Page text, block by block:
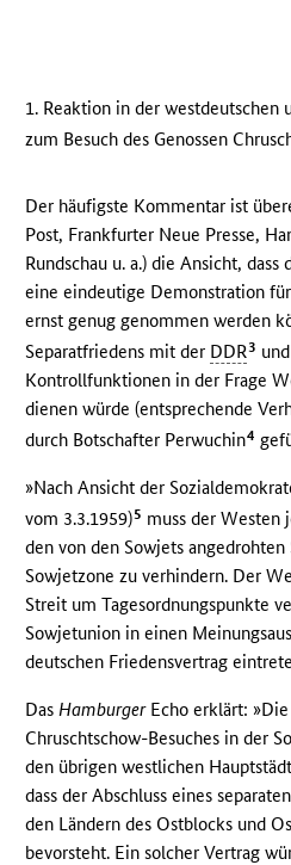
1. Reaktion in der westdeutschen
zum Besuch des Genossen
Der häufigste Kommentar ist
Post, Frankfurter Neue Presse,
Rundschau u. a.) die Ansicht, dass
eine eindeutige Demonstration
ernst genug genommen werden
Separatfriedens mit der DDR3
Kontrollfunktionen in der Frage
dienen würde (entsprechende
durch Botschafter Perwuchin4
»Nach Ansicht der
vom 3.3.1959)5 muss der Westen
den von den Sowjets
Sowjetzone zu verhindern. Der
Streit um Tagesordnungspunkte
Sowjetunion in einen
deutschen Friedensvertrag
Das HamburgerEcho erklärt:
Chruschtschow-Besuches in der
den übrigen westlichen
dass der Abschluss eines
den Ländern des Ostblocks und
bevorsteht. Ein solcher Vertrag